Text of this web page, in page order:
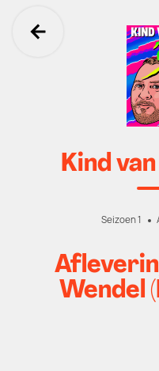
Ga terug
Kind
Seizoen 1
Wendel